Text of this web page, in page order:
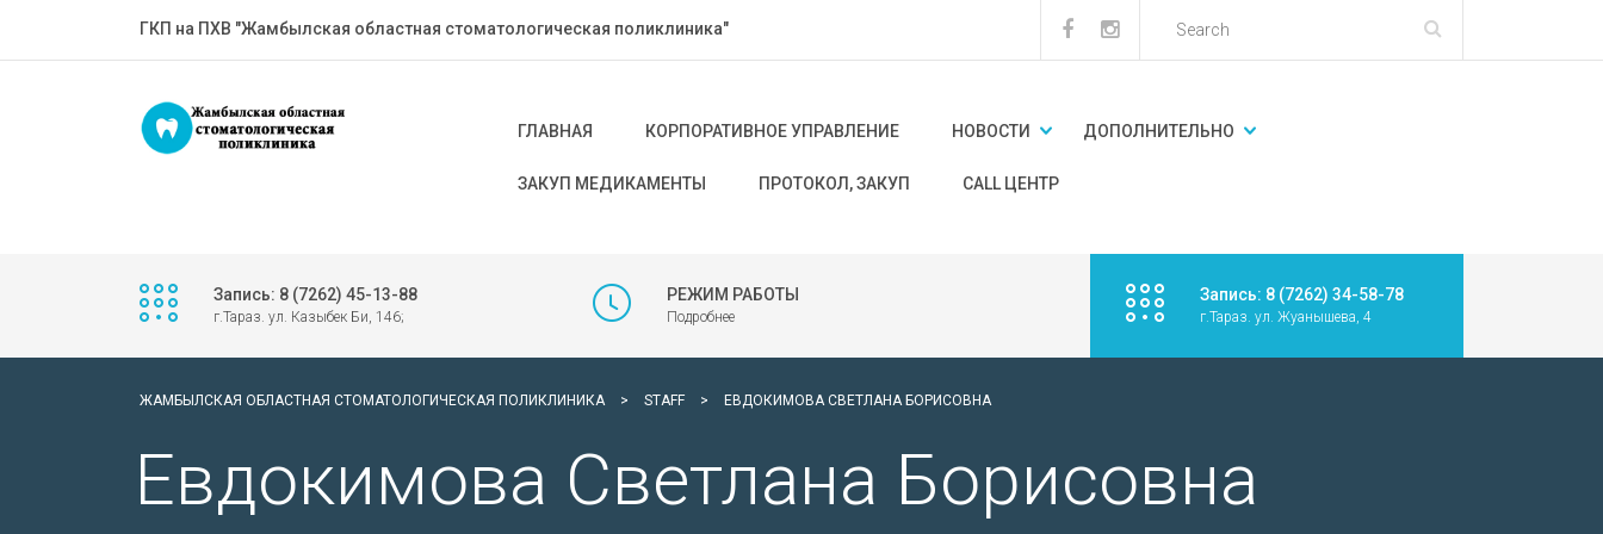
ГКП на ПХВ "Жамбылская областная стоматологическая поликлиника"
ГЛАВНАЯ КОРПОРАТИВНОЕ УПРАВЛЕНИЕ НОВОСТИ ДОПОЛНИТЕЛЬНО
ЗАКУП МЕДИКАМЕНТЫ ПРОТОКОЛ, ЗАКУП CALL ЦЕНТР
Запись: 8 (7262) 45-13-88
г.Тараз. ул. Казыбек Би, 146;
РЕЖИМ РАБОТЫ
Подробнее
Запись: 8 (7262) 34-58-78
г.Тараз. ул. Жуанышева, 4
ЖАМБЫЛСКАЯ ОБЛАСТНАЯ СТОМАТОЛОГИЧЕСКАЯ ПОЛИКЛИНИКА > STAFF > ЕВДОКИМОВА СВЕТЛАНА БОРИСОВНА
Евдокимова Светлана Борисовна